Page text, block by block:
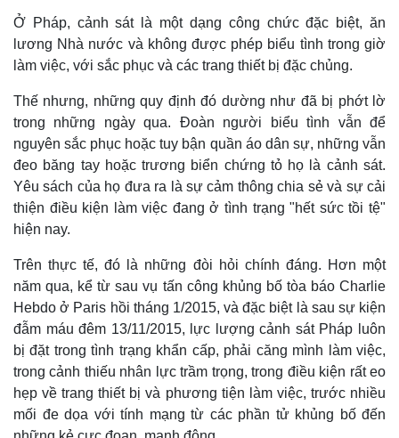
Ở Pháp, cảnh sát là một dạng công chức đặc biệt, ăn
lương Nhà nước và không được phép biểu tình trong giờ
làm việc, với sắc phục và các trang thiết bị đặc chủng.
Thế nhưng, những quy định đó dường như đã bị phớt lờ
trong những ngày qua. Đoàn người biểu tình vẫn để
nguyên sắc phục hoặc tuy bận quần áo dân sự, những vẫn
đeo băng tay hoặc trương biển chứng tỏ họ là cảnh sát.
Yêu sách của họ đưa ra là sự cảm thông chia sẻ và sự cải
thiện điều kiện làm việc đang ở tình trạng "hết sức tồi tệ"
hiện nay.
Trên thực tế, đó là những đòi hỏi chính đáng. Hơn một
năm qua, kể từ sau vụ tấn công khủng bố tòa báo Charlie
Hebdo ở Paris hồi tháng 1/2015, và đặc biệt là sau sự kiện
đẫm máu đêm 13/11/2015, lực lượng cảnh sát Pháp luôn
bị đặt trong tình trạng khẩn cấp, phải căng mình làm việc,
trong cảnh thiếu nhân lực trầm trọng, trong điều kiện rất eo
hẹp về trang thiết bị và phương tiện làm việc, trước nhiều
mối đe dọa với tính mạng từ các phần tử khủng bố đến